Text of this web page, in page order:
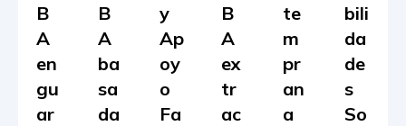
B
A
en
gu
ar
B
A
ba
sa
da
y
Ap
oy
o
Fa
B
A
ex
tr
ac
te
m
pr
an
a
bili
da
de
s
So